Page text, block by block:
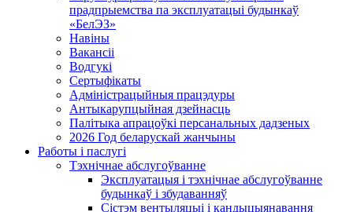
прадпрыемства па эксплуатацыі будынкаў
«БелЭЗ»
Навіны
Вакансіі
Водгукі
Сертыфікаты
Адміністрацыйныя працэдуры
Антыкарупцыйная дзейнасць
Палітыка апрацоўкі персанальных дадзеных
2026 Год беларускай жанчыны
Работы і паслугі
Тэхнічнае абслугоўванне
Эксплуатацыя і тэхнічнае абслугоўванне
будынкаў і збудаванняў
Сістэм вентыляцыі і кандыцыянавання